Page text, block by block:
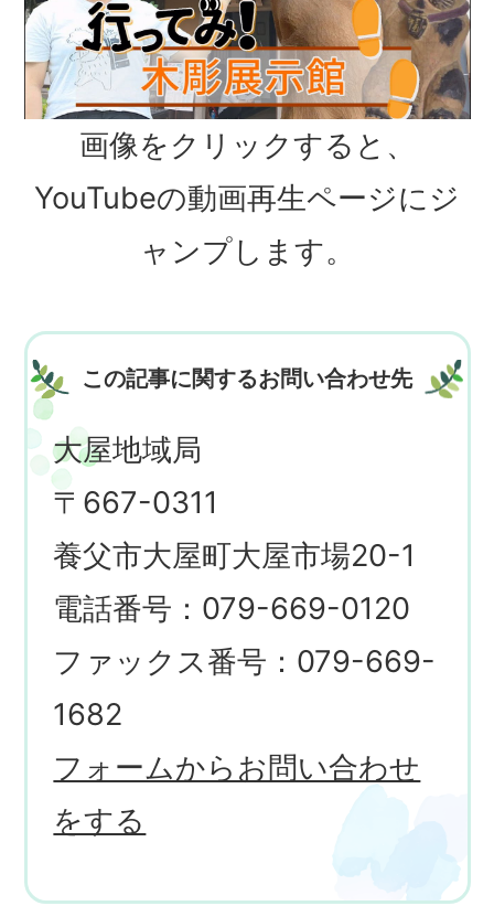
画像をクリックすると、
YouTubeの動画再生ページにジ
ャンプします。
この記事に関するお問い合わせ先
大屋地域局
〒667-0311
養父市大屋町大屋市場20-1
電話番号：079-669-0120
ファックス番号：079-669-
1682
フォームからお問い合わせ
をする